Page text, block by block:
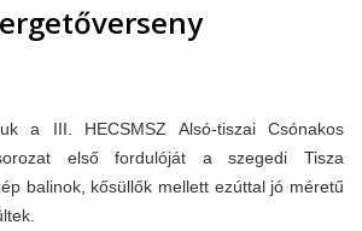
a III. HECSMSZ Alsó-tiszai Csónakos
első fordulóját a szegedi Tisza
balinok, kősüllők mellett ezúttal jó méretű